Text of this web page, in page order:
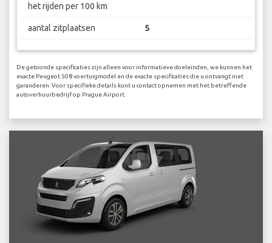
het rijden per 100 km
aantal zitplaatsen 5
De getoonde specificaties zijn alleen voor informatieve doeleinden, we kunnen het
exacte Peugeot 508 voertuigmodel en de exacte specificaties die u ontvangt niet
garanderen. Voor specifieke details kunt u contact opnemen met het betreffende
autoverhuurbedrijf op Prague Airport.